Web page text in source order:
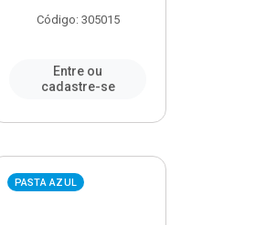
Código: 305015
Entre ou
cadastre-se
PASTA AZUL